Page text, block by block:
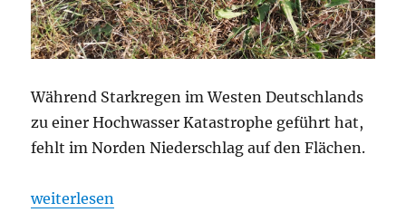
Während Starkregen im Westen Deutschlands
zu einer Hochwasser Katastrophe geführt hat,
fehlt im Norden Niederschlag auf den Flächen.
„Auf Regen warten“
weiterlesen